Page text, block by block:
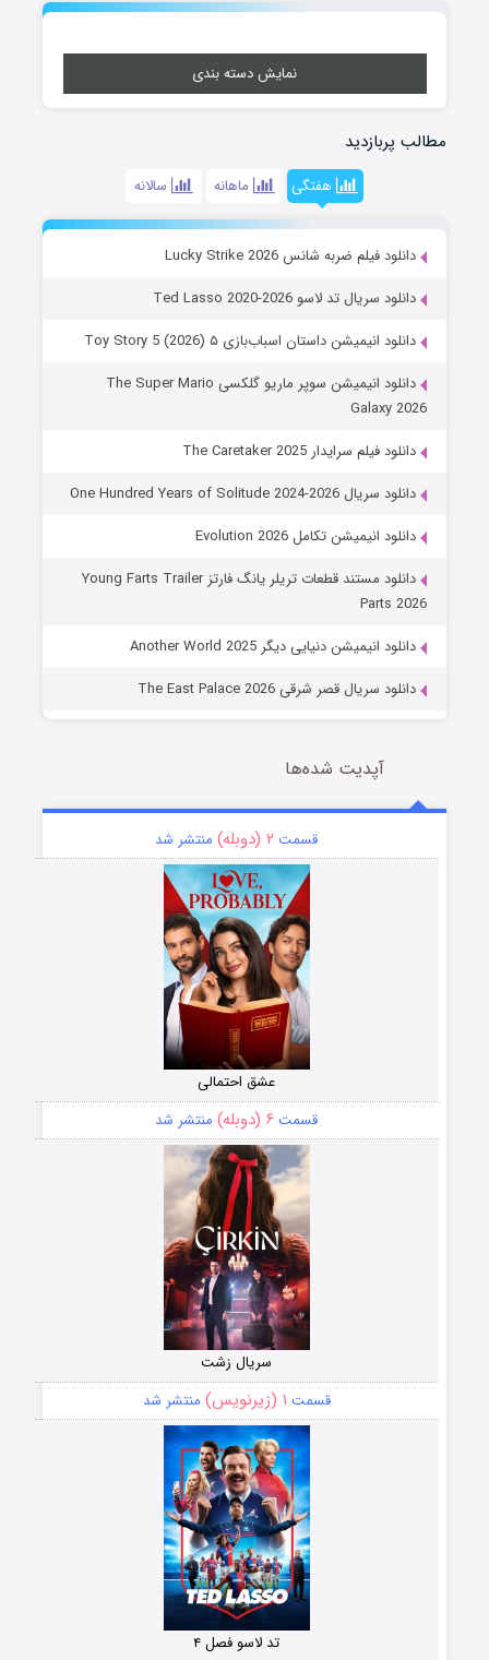
نمایش دسته بندی
مطالب پربازدید
هفتگی ماهانه سالانه
دانلود فیلم ضربه شانس Lucky Strike 2026
دانلود سریال تد لاسو Ted Lasso 2020-2026
دانلود انیمیشن داستان اسباب‌بازی ۵ Toy Story 5 (2026)
دانلود انیمیشن سوپر ماریو گلکسی The Super Mario
Galaxy 2026
دانلود فیلم سرایدار The Caretaker 2025
دانلود سریال One Hundred Years of Solitude 2024-2026
دانلود انیمیشن تکامل Evolution 2026
دانلود مستند قطعات تریلر یانگ فارتز Young Farts Trailer
Parts 2026
دانلود انیمیشن دنیایی دیگر Another World 2025
دانلود سریال قصر شرقی The East Palace 2026
آپدیت شده‌ها
قسمت ۲ (دوبله) منتشر شد
عشق احتمالی
قسمت ۶ (دوبله) منتشر شد
سریال زشت
قسمت ۱ (زیرنویس) منتشر شد
تد لاسو فصل ۴